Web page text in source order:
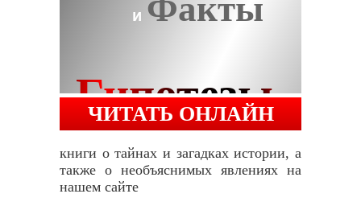
ЧИТАТЬ ОНЛАЙН
книги о тайнах и загадках истории, а
также о необъяснимых явлениях на
нашем сайте